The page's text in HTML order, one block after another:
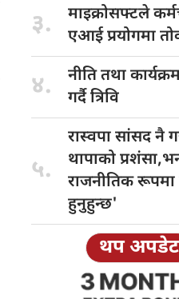
३.
माइक्रोसफ्टले
एआई प्रयोगमा
४. नीति तथा
गर्दै त्रिवि
५.
रास्वपा सांसदनै
थापाको
राजनीतिक रूपमा
हुनुहुन्छ'
थप अपडेट